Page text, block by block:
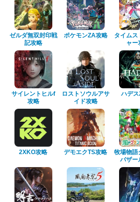
ゼルダ無双封印戦
記攻略
ポケモンZA攻略
タイムス
ャー
サイレントヒルf
攻略
ロストソウルアサ
イド攻略
ハデ
2XKO攻略 デモエクTS攻略
牧場物語
バザー